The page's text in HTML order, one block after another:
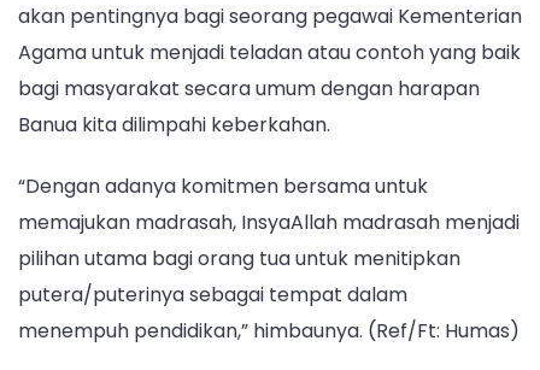
akan pentingnya bagi seorang pegawai Kementerian
Agama untuk menjadi teladan atau contoh yang baik
bagi masyarakat secara umum dengan harapan
Banua kita dilimpahi keberkahan.
“Dengan adanya komitmen bersama untuk
memajukan madrasah, InsyaAllah madrasah menjadi
pilihan utama bagi orang tua untuk menitipkan
putera/puterinya sebagai tempat dalam
menempuh pendidikan,” himbaunya. (Ref/Ft: Humas)